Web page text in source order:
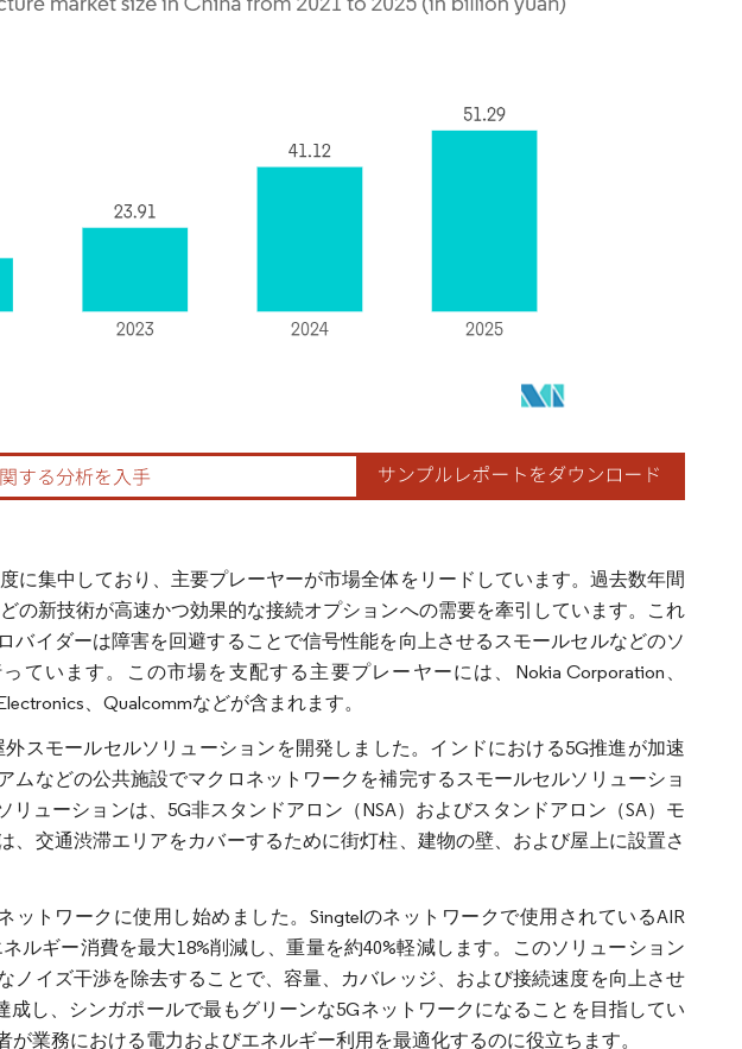
す。
に集中しており、主要プレーヤーが市場全体をリードしています。過去数年間
の新技術が高速かつ効果的な接続オプションへの需要を牽引しています。これ
バイダーは障害を回避することで信号性能を向上させるスモールセルなどのソ
ています。この市場を支配する主要プレーヤーには、Nokia Corporation、
、Qualcommなどが含まれます。
外スモールセルソリューションを開発しました。インドにおける5G推進が加速
ムなどの公共施設でマクロネットワークを補完するスモールセルソリューショ
ューションは、5G非スタンドアロン（NSA）およびスタンドアロン（SA）モ
、交通渋滞エリアをカバーするために街灯柱、建物の壁、および屋上に設置さ
ットワークに使用し始めました。Singtelのネットワークで使用されているAIR
ルギー消費を最大18%削減し、重量を約40%軽減します。このソリューション
ノイズ干渉を除去することで、容量、カバレッジ、および接続速度を向上させ
成し、シンガポールで最もグリーンな5Gネットワークになることを目指してい
業務における電力およびエネルギー利用を最適化するのに役立ちます。